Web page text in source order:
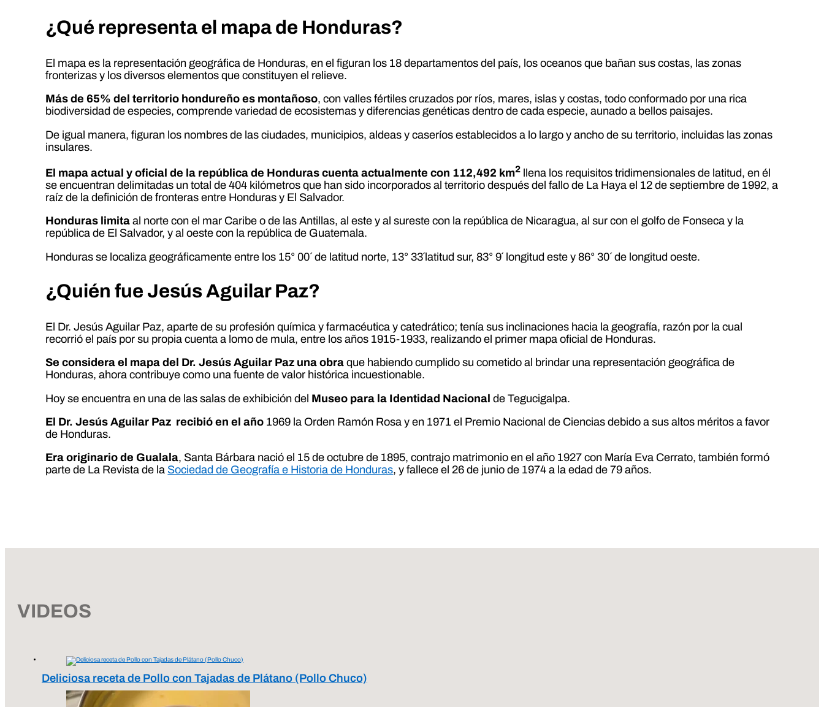
¿Qué representa el mapa de Honduras?
El mapa es la representación geográfica de Honduras, en el figuran los 18 departamentos del país, los oceanos que bañan sus costas, las zonas
fronterizas y los diversos elementos que constituyen el relieve.
Más de 65% del territorio hondureño es montañoso, con valles fértiles cruzados por ríos, mares, islas y costas, todo conformado por una rica
biodiversidad de especies, comprende variedad de ecosistemas y diferencias genéticas dentro de cada especie, aunado a bellos paisajes.
De igual manera, figuran los nombres de las ciudades, municipios, aldeas y caseríos establecidos a lo largo y ancho de su territorio, incluidas las zonas
insulares.
El mapa actual y oficial de la república de Honduras cuenta actualmente con 112,492 km2
llena los requisitos tridimensionales de latitud, en él
se encuentran delimitadas un total de 404 kilómetros que han sido incorporados al territorio después del fallo de La Haya el 12 de septiembre de 1992, a
raíz de la definición de fronteras entre Honduras y El Salvador.
Honduras limita al norte con el mar Caribe o de las Antillas, al este y al sureste con la república de Nicaragua, al sur con el golfo de Fonseca y la
república de El Salvador, y al oeste con la república de Guatemala.
Honduras se localiza geográficamente entre los 15° 00´ de latitud norte, 13° 33´latitud sur, 83° 9´ longitud este y 86° 30´ de longitud oeste.
¿Quién fue Jesús Aguilar Paz?
El Dr. Jesús Aguilar Paz, aparte de su profesión química y farmacéutica y catedrático; tenía sus inclinaciones hacia la geografía, razón por la cual
recorrió el país por su propia cuenta a lomo de mula, entre los años 1915-1933, realizando el primer mapa oficial de Honduras.
Se considera el mapa del Dr. Jesús Aguilar Paz una obraque habiendo cumplido su cometido al brindar una representación geográfica de
Honduras, ahora contribuye como una fuente de valor histórica incuestionable.
Hoy se encuentra en una de las salas de exhibición del Museo para la Identidad Nacionalde Tegucigalpa.
El Dr. Jesús Aguilar Paz recibió en el año 1969 la Orden Ramón Rosa y en 1971 el Premio Nacional de Ciencias debido a sus altos méritos a favor
de Honduras.
Era originario de Gualala, Santa Bárbara nació el 15 de octubre de 1895, contrajo matrimonio en el año 1927 con María Eva Cerrato, también formó
parte de La Revista de la Sociedad de Geografía e Historia de Honduras, y fallece el 26 de junio de 1974 a la edad de 79 años.
VIDEOS
Deliciosa receta de Pollo con Tajadas de Plátano (Pollo Chuco)